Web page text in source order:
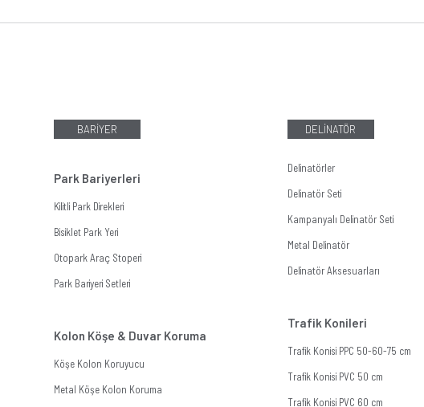
BARİYER
Park Bariyerleri
Kilitli Park Direkleri
Bisiklet Park Yeri
Otopark Araç Stoperi
Park Bariyeri Setleri
Kolon Köşe & Duvar Koruma
Köşe Kolon Koruyucu
Metal Köşe Kolon Koruma
DELİNATÖR
Delinatörler
Delinatör Seti
Kampanyalı Delinatör Seti
Metal Delinatör
Delinatör Aksesuarları
Trafik Konileri
Trafik Konisi PPC 50-60-75 cm
Trafik Konisi PVC 50 cm
Trafik Konisi PVC 60 cm